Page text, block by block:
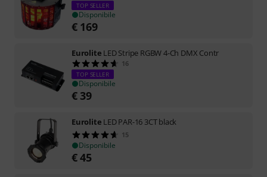
TOP SELLER
Disponibile
€ 169
Eurolite LED Stripe RGBW 4-Ch DMX Contr
16
TOP SELLER
Disponibile
€ 39
Eurolite LED PAR-16 3CT black
15
Disponibile
€45